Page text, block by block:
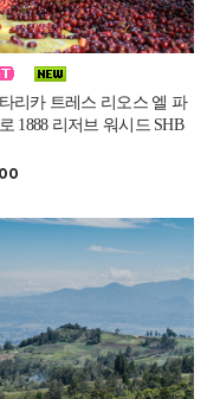
리카 트레스 리오스 엘 파
1888 리저브 워시드 SHB